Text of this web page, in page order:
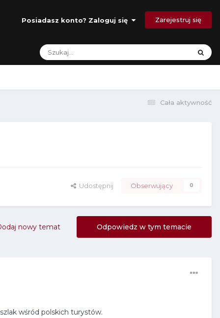
Posiadasz konto? Zaloguj się Zarejestruj się
Cała aktywność
Udostępnij Obserwujący 0
Odpowiedz w tym temacie
nowy temat
wśród polskich turystów.